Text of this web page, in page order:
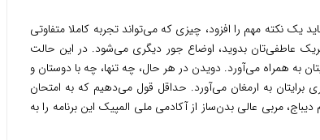
نکته مهم را افزود، چیزی که می‌تواند تجربه کاملا متفاوتی
شریک‌ عاطفی‌تان بدوید، اوضاع جور دیگری می‌شود. در این حالت
به همراه می‌آورد. دویدن در هر حال، چه تنها، چه با دوستان و
به ارمغان می‌آورد. حداقل قول می‌دهیم که به امتحان
مربی عالی بدن‌ساز از آکادمی ملی المپیک این برنامه را به